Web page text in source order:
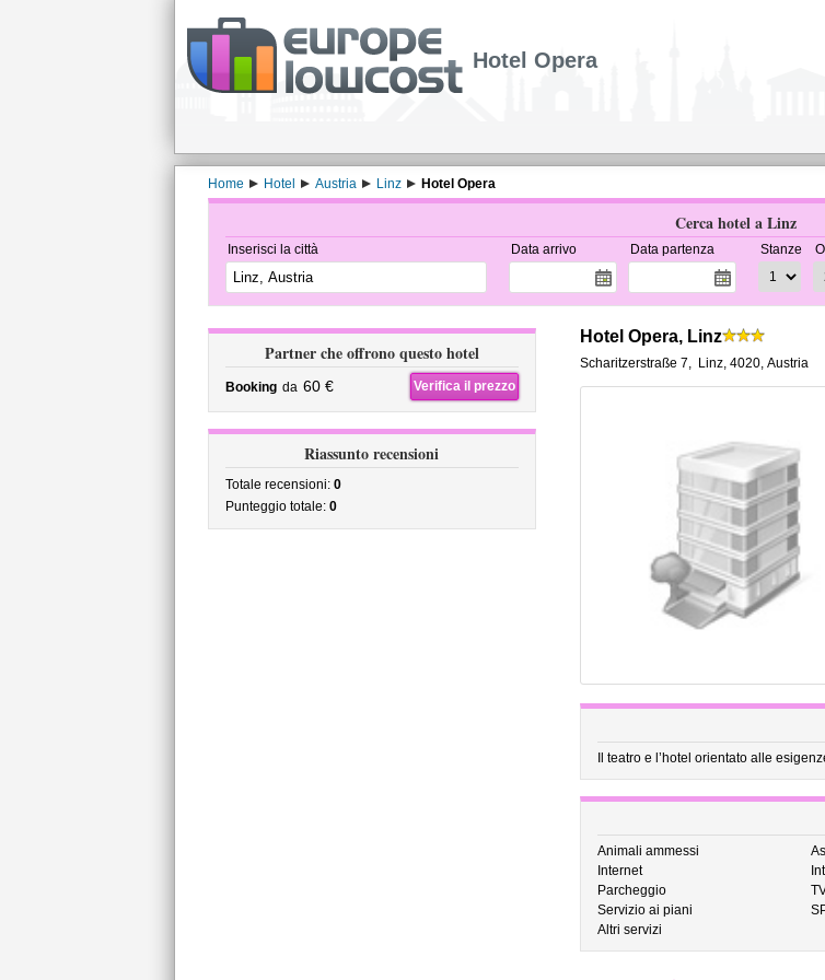
Hotel Opera
Home Hotel Austria Linz Hotel Opera
Cerca hotel a Linz
Inserisci la città Data arrivo Data partenza Stanze
Partner che offrono questo hotel
Booking da 60 € Verifica il prezzo
Riassunto recensioni
Totale recensioni: 0
Punteggio totale: 0
Hotel Opera, Linz
Scharitzerstraße 7, Linz, 4020, Austria
Il teatro e l’hotel orientato alle
Animali ammessi
Internet
Parcheggio
Servizio ai piani
Altri servizi